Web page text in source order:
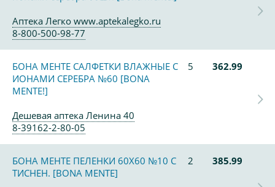
Аптека Легко www.aptekalegko.ru
8-800-500-98-77
БОНА МЕНТЕ САЛФЕТКИ ВЛАЖНЫЕ С
ИОНАМИ СЕРЕБРА №60 [BONA
MENTE!]
5 362.99
Дешевая аптека Ленина 40
8-39162-2-80-05
БОНА МЕНТЕ ПЕЛЕНКИ 60Х60 №10 С
ТИСНЕН. [BONA MENTE]
2 385.99